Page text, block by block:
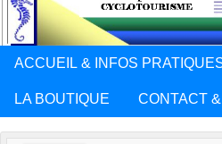
ACCUEIL & INFOS
LA BOUTIQUE CONTACT